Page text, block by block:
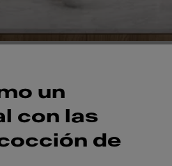
un
con las
de